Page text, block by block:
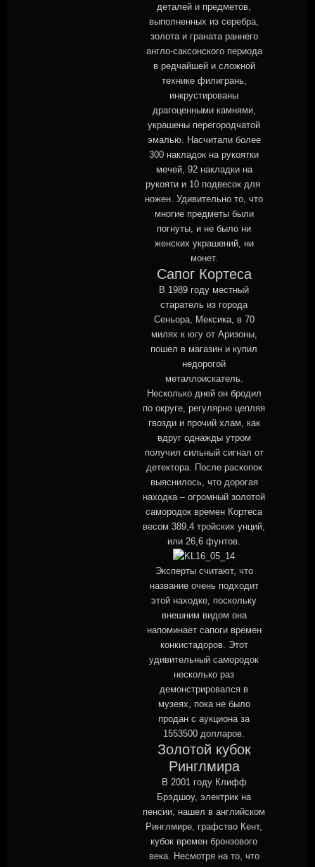
деталей и предметов,
выполненных из серебра,
золота и граната раннего
англо-саксонского периода
в редчайшей и сложной
технике филигрань,
инкрустированы
драгоценными камнями,
украшены перегородчатой
эмалью. Насчитали более
300 накладок на рукоятки
мечей, 92 накладки на
рукояти и 10 подвесок для
ножен. Удивительно то, что
многие предметы были
погнуты, и не было ни
женских украшений, ни
монет.
Сапог Кортеса
В 1989 году местный
старатель из города
Сеньора, Мексика, в 70
милях к югу от Аризоны,
пошел в магазин и купил
недорогой
металлоискатель.
Несколько дней он бродил
по округе, регулярно цепляя
гвозди и прочий хлам, как
вдруг однажды утром
получил сильный сигнал от
детектора. После раскопок
выяснилось, что дорогая
находка – огромный золотой
самородок времен Кортеса
весом 389,4 тройских унций,
или 26,6 фунтов.
Эксперты считают, что
название очень подходит
этой находке, поскольку
внешним видом она
напоминает сапоги времен
конкистадоров. Этот
удивительный самородок
несколько раз
демонстрировался в
музеях, пока не было
продан с аукциона за
1553500 долларов.
Золотой кубок
Ринглмира
В 2001 году Клифф
Брэдшоу, электрик на
пенсии, нашел в английском
Ринглмире, графство Кент,
кубок времен бронзового
века. Несмотря на то, что